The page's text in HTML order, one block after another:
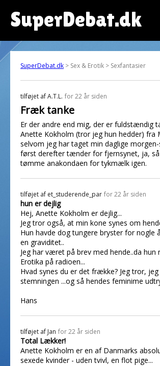
SuperDebat.dk
SuperDebat.dk > Sex & Erotik > Sexfantasier
tilføjet afA.T.L. for 22 år siden
Fræk tanke
Er der andre end mig, der er fuldstændig
Anette Kokholm (tror jeg hun hedder) fra
selvom jeg har taget min daglige
først derefter tænder for fjernsynet, ja, så
tømme anakondaen for tykmælk igen.
tilføjet af et_studerende_par for 22 år siden
hun er dejlig
Hej, Anette Kokholm er dejlig...
Jeg tror også, at min kone synes om
Hun havde dog tungere bryster for nogle
en graviditet..
Jeg har været på brev med hende..da hun
Erotika på radioen...
Hvad synes du er det frække? Jeg tror,
stemningen ...og så hendes feminime
Hans
tilføjet af Jan for 22 år siden
Total Lækker!
Anette Kokholm er en af Danmarks
sexede kvinder - uden tvivl, en flot pige...